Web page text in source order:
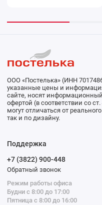
ООО «Постелька» (ИНН
указанные цены и
сайте, носят
офертой (в соответствии со
могут отличаться от
так и по дизайну.
Поддержка
+7 (3822) 900-448
Обратный звонок
Режим работы офиса
Будни с 8:00 до 17:00
Пятница с 8:00 до 16:00